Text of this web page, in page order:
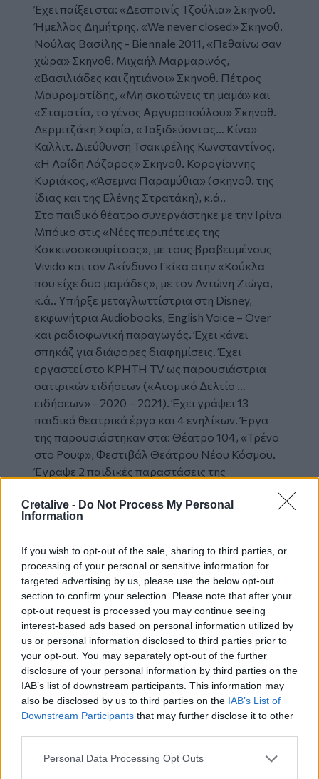
Cretalive - Do Not Process My Personal
Information
If you wish to opt-out of the sale, sharing to third parties, or
processing of your personal or sensitive information for
targeted advertising by us, please use the below opt-out
section to confirm your selection. Please note that after your
opt-out request is processed you may continue seeing
interest-based ads based on personal information utilized by
us or personal information disclosed to third parties prior to
your opt-out. You may separately opt-out of the further
disclosure of your personal information by third parties on the
IAB’s list of downstream participants. This information may
also be disclosed by us to third parties on the IAB’s List of
Downstream Participants that may further disclose it to other
Personal Data Processing Opt Outs
Έχει παίξει στα: «Δεσποινίς Τζούλια» Σκηνοθ.
Ήμελλος Δημήτρης, «We never closed» Σκηνοθ.
Νούλας Βασίλης - Biennale 2011, «Πεθαίνω σαν
χώρα» Σκηνοθ. Μιχαήλ Μαρμαρινός,
«Βασιλιάδες και ζητιάνοι» Σκηνοθ. Πέτρος
Μαυροματίδης, «Μη σκοτώνεις τη μαμά» και
«Σταματία, το γένος Αργυροπούλου» Σκηνοθ.
Δερμιτζάκη Σοφία, «Ταξιδεύοντας… Κίνα»
Καλλιτ. Διεύθυνση Τσακιρέλης Κωνσταντίνος,
«Η Λαίδη Λάζαρος» Σκηνοθ. Κορογίαννης
Κυριάκος, «Άσεμνα Παραμύθια» (σκηνοθ. της
ίδιας και της Ελένης Στρατάκη), κ.ά..
Στο παιδικό θέατρο συνεργάστηκε με την Ιρίνα
Μπόικο στις «Νέες περιπέτειες της
Κοκκινοσκουφίτσας», με τους βραβευμένους
Vivido και τον Ακίνδυνο Γκίκα στην «Κούκλα
που είχε δυο μαμάδες», με τον Αντώνη Ζιώγα,
κ.ά.. Υπήρξε μεταγλωττίστρια στη Disney,
εκφωνήτρια Αudiobooks, Εnglish Voice – Οver
και ραδιοφωνική παραγωγός. Έχει κάνει
σπηκάζ για διάφορες διαφημίσεις. Έχει
εργαστεί στο KΡΗΤΗ TV ως παρουσιάστρια
σατιρικών ειδήσεων («Ατομικό Δελτίο …
ειδήσεων» - 2020 – 2021). Έχει γράψει 13
παιδικά θεατρικά έργα και 4 ενηλίκων. Έργα
της παρουσιάστηκαν στα: Θέατρο 104, «Τρένο
στο Ρουφ», Φεστιβάλ Θεάτρου Νέου Κόσμου.
Έγραψε 2 παιδικές παραστάσεις της
παιδικού θεάτρου «Σχήμα 7».
Το διήγημά της «Το Κακότυχο» βραβεύτηκε
εκδόσει τα «Μικρά Ερωτικά» από τις εκδόσεις
Ηριδανός.
ΗΕλένη Στρατάκηγεννήθηκε και μεγάλωσε
στο Ηράκλειο Κρήτης. Είναι τελειόφοιτη των
εργαστήριων θεάτρου Όμμα Στούντιο (2013).
Έχει παίξει στα: «Ερωτόκριτος» του
Βιτσέντζου Κορνάρου (Όμμα Στούντιο), «Προς
κατεδάφιση» του Τέννεσι Ουίλιαμς (Όμμα
Στούντιο), «Οι Δούλες» του Ζαν Ζενέ (Όμμα
(ΘΕ.Σ.Η. & Stravaganti NUOVI), «Αντιγόνη»